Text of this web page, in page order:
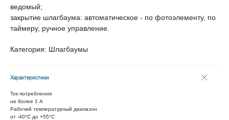
ведомый;
закрытие шлагбаума: автоматическое - по фотоэлементу, по
таймеру, ручное управление.
Категория: Шлагбаумы
Характеристики
Ток потребления
не более 1 A
Рабочий температурный диапазон
от -40°C до +55°C